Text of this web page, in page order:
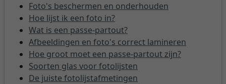
Foto's beschermen en onderhouden
Hoe lijst ik een foto in?
Wat is een passe-partout?
Afbeeldingen en foto's correct lamineren
Hoe groot moet een passe-partout zijn?
Soorten glas voor fotolijsten
De juiste fotolijstafmetingen